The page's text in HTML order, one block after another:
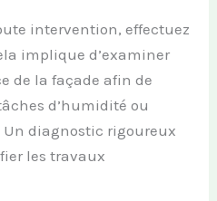
intervention, effectuez
implique d’examiner
de la façade afin de
d’humidité ou
Un diagnostic rigoureux
les travaux